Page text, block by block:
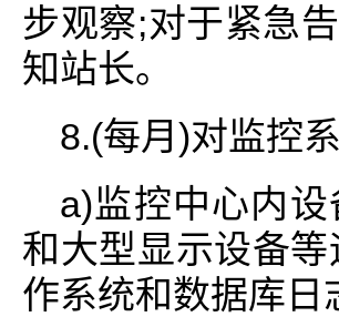
步观察;对于紧急
知站长。
8.(每月)对监控
a)监控中心内
和大型显示设备
作系统和数据库